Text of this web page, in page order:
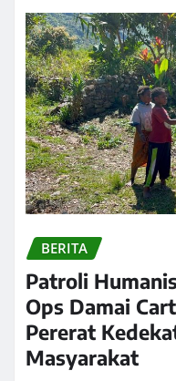
BERITA
Patroli
Ops Damai
Pererat
Masyarakat